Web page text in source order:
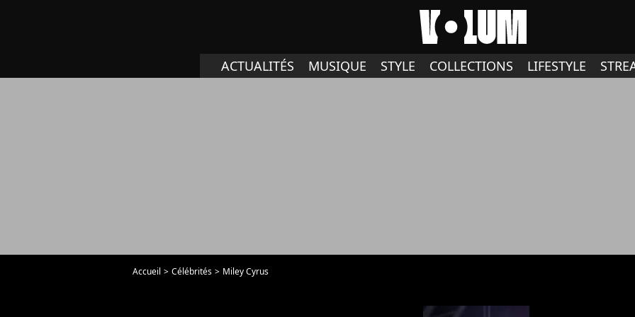
ACTUALITÉS MUSIQUE STYLE COLLECTIONS LIFESTYLE
Accueil Célébrités Miley Cyrus